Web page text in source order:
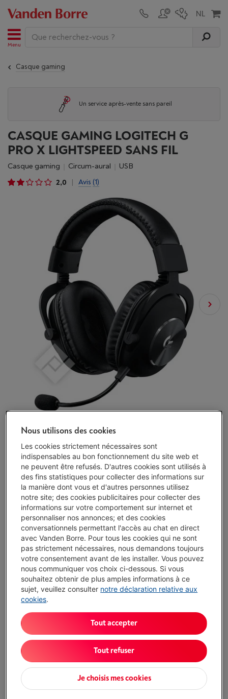
Menu
Casque gaming
Un service après-vente sans pareil
CASQUE GAMING LOGITECH G
PRO X LIGHTSPEED SANS FIL
Casque gaming circum-aural
USB
2,0
Avis (1)
Livré demain -Voir le stock
€ 229,95
Oupayer par mois-Simulation
Attention, emprunter de l'argent coûte aussi de l'argent.
Moins de 5 en stock, commandez vite !
J'achète
Comparer
´Communication professionnelle et la
précision dont vous avez besoin´
La technologie de microphone BLUE VO!CE vous offre le
choix de filtres vocaux en temps réel
Nous utilisons des cookies
Les cookies strictement nécessaires sont
indispensables au bon fonctionnement du site web et
ne peuvent être refusés. D'autres cookies sont utilisés à
des fins statistiques pour collecter des informations sur
la manière dont vous et d'autres personnes utilisez
notre site; des cookies publicitaires pour collecter des
informations sur votre comportement sur internet et
personnaliser nos annonces; et des cookies
conversationnels permettant l'accès au chat en direct
avec Vanden Borre. Pour tous les cookies qui ne sont
pas strictement nécessaires, nous demandons toujours
votre consentement avant de les installer. Vous pouvez
nous communiquer vos choix ci-dessous. Si vous
souhaitez obtenir de plus amples informations à ce
sujet, veuillez consulter notre déclaration relative aux
cookies.
Je choisis mes cookies
Tout refuser
Tout accepter